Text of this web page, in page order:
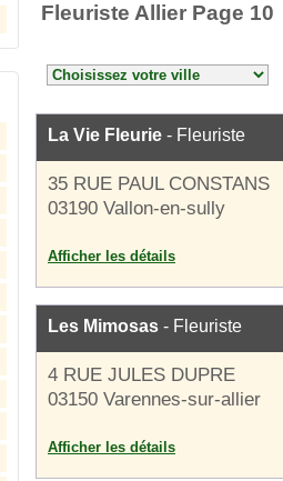
Fleuriste Allier Page 10
La Vie Fleurie - Fleuriste
35 RUE PAUL CONSTANS
03190 Vallon-en-sully
Afficher les détails
Les Mimosas - Fleuriste
4 RUE JULES DUPRE
03150 Varennes-sur-allier
Afficher les détails